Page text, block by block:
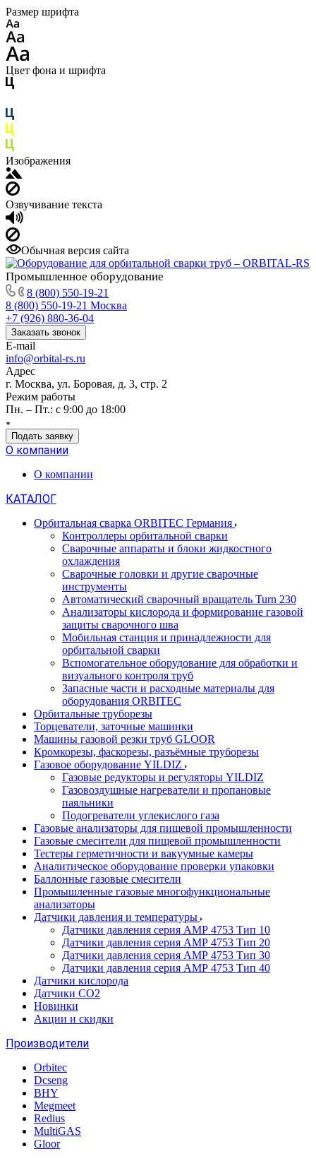
Размер шрифта
Цвет фона и шрифта
Изображения
Озвучивание текста
Обычная версия сайта
Промышленное оборудование
8 (800) 550-19-21
8 (800) 550-19-21 Москва
+7 (926) 880-36-04
Заказать звонок
E-mail
info@orbital-rs.ru
Адрес
г. Москва, ул. Боровая, д. 3, стр. 2
Режим работы
Пн. – Пт.: с 9:00 до 18:00
Подать заявку
О компании
О компании
КАТАЛОГ
Орбитальная сварка ORBITEC Германия
Контроллеры орбитальной сварки
Сварочные аппараты и блоки жидкостного
охлаждения
Сварочные головки и другие сварочные
инструменты
Автоматический сварочный вращатель Turn 230
Анализаторы кислорода и формирование газовой
защиты сварочного шва
Мобильная станция и принадлежности для
орбитальной сварки
Вспомогательное оборудование для обработки и
визуального контроля труб
Запасные части и расходные материалы для
оборудования ORBITEC
Орбитальные труборезы
Торцеватели, заточные машинки
Машины газовой резки труб GLOOR
Кромкорезы, фаскорезы, разъёмные труборезы
Газовое оборудование YILDIZ
Газовые редукторы и регуляторы YILDIZ
Газовоздушные нагреватели и пропановые
паяльники
Подогреватели углекислого газа
Газовые анализаторы для пищевой промышленности
Газовые смесители для пищевой промышленности
Тестеры герметичности и вакуумные камеры
Аналитическое оборудование проверки упаковки
Баллонные газовые смесители
Промышленные газовые многофункциональные
анализаторы
Датчики давления и температуры
Датчики давления серия АМР 4753 Тип 10
Датчики давления серия АМР 4753 Тип 20
Датчики давления серия АМР 4753 Тип 30
Датчики давления серия АМР 4753 Тип 40
Датчики кислорода
Датчики CO2
Новинки
Акции и скидки
Производители
Orbitec
Dcseng
BHY
Megmeet
Redius
MultiGAS
Gloor